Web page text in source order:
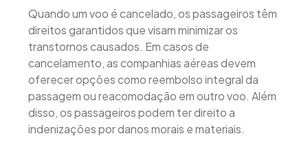
Quando um voo é cancelado, os passageiros têm
direitos garantidos que visam minimizar os
transtornos causados. Em casos de
cancelamento, as companhias aéreas devem
oferecer opções como reembolso integral da
passagem ou reacomodação em outro voo. Além
disso, os passageiros podem ter direito a
indenizações por danos morais e materiais.